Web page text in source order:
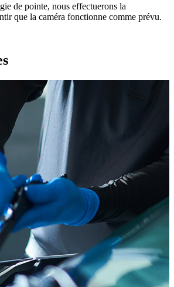
de pointe, nous effectuerons la
que la caméra fonctionne comme prévu.